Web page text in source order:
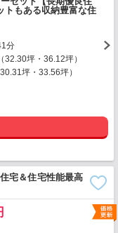
トもある収納豊富な住
分
32.30坪・36.12坪）
坪・33.56坪）
宅＆住宅性能最高